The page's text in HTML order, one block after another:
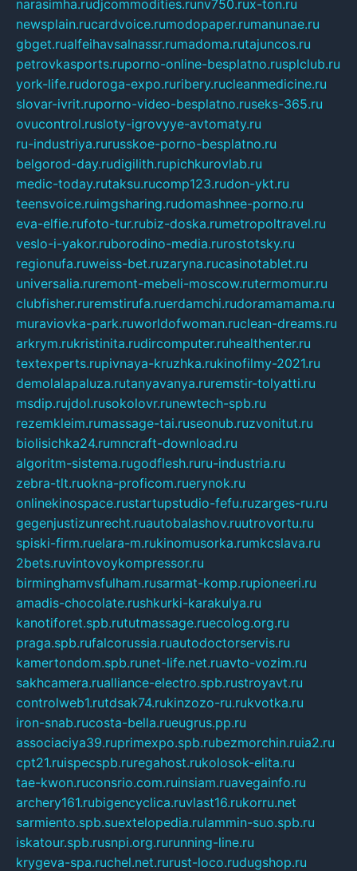
narasimha.rudjcommodities.runv750.rux-ton.ru
newsplain.rucardvoice.rumodopaper.rumanunae.ru
gbget.rualfeihavsalnassr.rumadoma.rutajuncos.ru
petrovkasports.ruporno-online-besplatno.rusplclub.ru
york-life.rudoroga-expo.ruribery.rucleanmedicine.ru
slovar-ivrit.ruporno-video-besplatno.ruseks-365.ru
ovucontrol.rusloty-igrovyye-avtomaty.ru
ru-industriya.rurusskoe-porno-besplatno.ru
belgorod-day.rudigilith.rupichkurovlab.ru
medic-today.rutaksu.rucomp123.rudon-ykt.ru
teensvoice.ruimgsharing.rudomashnee-porno.ru
eva-elfie.rufoto-tur.rubiz-doska.rumetropoltravel.ru
veslo-i-yakor.ruborodino-media.rurostotsky.ru
regionufa.ruweiss-bet.ruzaryna.rucasinotablet.ru
universalia.ruremont-mebeli-moscow.rutermomur.ru
clubfisher.ruremstirufa.ruerdamchi.rudoramamama.ru
muraviovka-park.ruworldofwoman.ruclean-dreams.ru
arkrym.rukristinita.rudircomputer.ruhealthenter.ru
textexperts.rupivnaya-kruzhka.rukinofilmy-2021.ru
demolalapaluza.rutanyavanya.ruremstir-tolyatti.ru
msdip.rujdol.rusokolovr.runewtech-spb.ru
rezemkleim.rumassage-tai.ruseonub.ruzvonitut.ru
biolisichka24.rumncraft-download.ru
algoritm-sistema.rugodflesh.ruru-industria.ru
zebra-tlt.ruokna-proficom.ruerynok.ru
onlinekinospace.rustartupstudio-fefu.ruzarges-ru.ru
gegenjustizunrecht.ruautobalashov.ruutrovortu.ru
spiski-firm.ruelara-m.rukinomusorka.rumkcslava.ru
2bets.ruvintovoykompressor.ru
birminghamvsfulham.rusarmat-komp.rupioneeri.ru
amadis-chocolate.rushkurki-karakulya.ru
kanotiforet.spb.rututmassage.ruecolog.org.ru
praga.spb.rufalcorussia.ruautodoctorservis.ru
kamertondom.spb.runet-life.net.ruavto-vozim.ru
sakhcamera.rualliance-electro.spb.rustroyavt.ru
controlweb1.rutdsak74.rukinzozo-ru.rukvotka.ru
iron-snab.rucosta-bella.rueugrus.pp.ru
associaciya39.ruprimexpo.spb.rubezmorchin.ruia2.ru
cpt21.ruispecspb.ruregahost.rukolosok-elita.ru
tae-kwon.ruconsrio.com.ruinsiam.ruavegainfo.ru
archery161.rubigencyclica.ruvlast16.rukorru.net
sarmiento.spb.suextelopedia.rulammin-suo.spb.ru
iskatour.spb.rusnpi.org.rurunning-line.ru
krygeva-spa.ruchel.net.rurust-loco.rudugshop.ru